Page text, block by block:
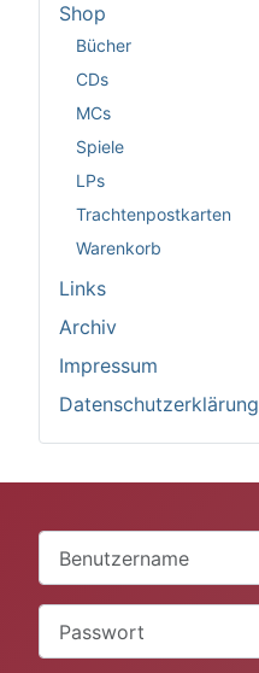
Shop
Bücher
CDs
MCs
Spiele
LPs
Trachtenpostkarten
Warenkorb
Links
Archiv
Impressum
Datenschutzerklärung